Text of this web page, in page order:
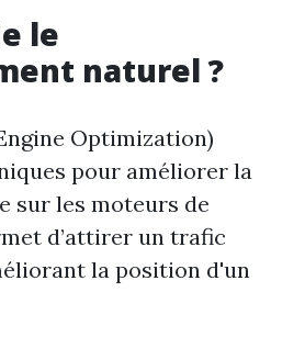
le
naturel ?
Optimization)
pour améliorer la
sur les moteurs de
d’attirer un trafic
la position d'un